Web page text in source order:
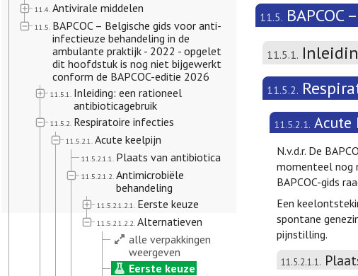
11.4. Antivirale middelen
11.5. BAPCOC – Belgische gids voor anti-
infectieuze behandeling in de
ambulante praktijk - 2022 - opgelet
dit hoofdstuk is nog niet bijgewerkt
conform de BAPCOC-editie 2026
11.5.1. Inleiding: een rationeel
antibioticagebruik
11.5.2. Respiratoire infecties
11.5.2.1. Acute keelpijn
11.5.2.1.1. Plaats van antibiotica
11.5.2.1.2. Antimicrobiële
behandeling
11.5.2.1.2.1. Eerste keuze
11.5.2.1.2.2. Alternatieven
alle verpakkingen
weergeven
Eerste keuze
11.5.
11.5.1.
11.5.2.
11.5.2.1. Acute
N.v.d.r. De
momenteel nog
BAPCOC-gids
Een
spontane
pijnstilling.
11.5.2.1.1.